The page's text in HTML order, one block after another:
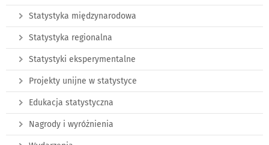
Statystyka międzynarodowa
Statystyka regionalna
Statystyki eksperymentalne
Projekty unijne w statystyce
Edukacja statystyczna
Nagrody i wyróżnienia